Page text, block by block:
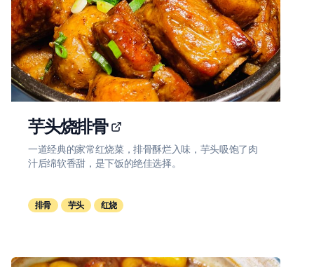
芋头烧排骨
一道经典的家常红烧菜，排骨酥烂入味，芋头吸饱了肉
汁后绵软香甜，是下饭的绝佳选择。
排骨 芋头 红烧